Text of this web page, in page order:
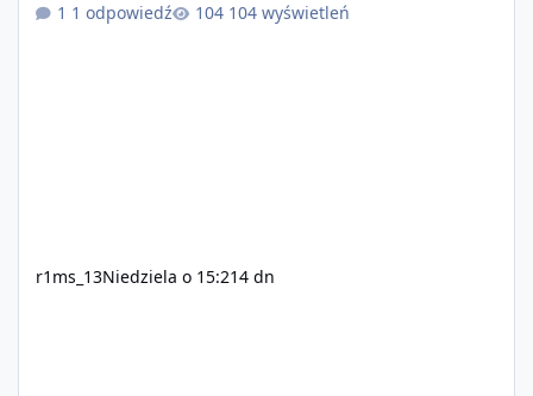
1 odpowiedź
104 wyświetleń
r1ms_13Niedziela o 15:214 dn